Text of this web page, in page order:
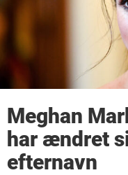
Meghan
har ændret
efternavn